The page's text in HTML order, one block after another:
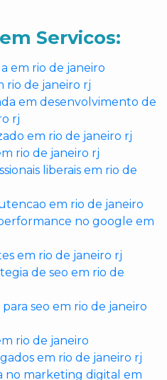
Servicos:
em rio de janeiro
rio de janeiro rj
em desenvolvimento de
rj
em rio de janeiro rj
rio de janeiro rj
liberais em rio de
em rio de janeiro
no google em
em rio de janeiro rj
de seo em rio de
seo em rio de janeiro
rio de janeiro
em rio de janeiro rj
no marketing digital em